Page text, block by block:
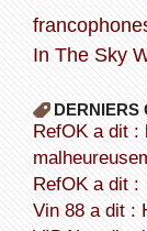
In The Sky
DERNIERS
refOK a dit : bonjour, je ne peux
refOK a dit :
Vin 88 a dit